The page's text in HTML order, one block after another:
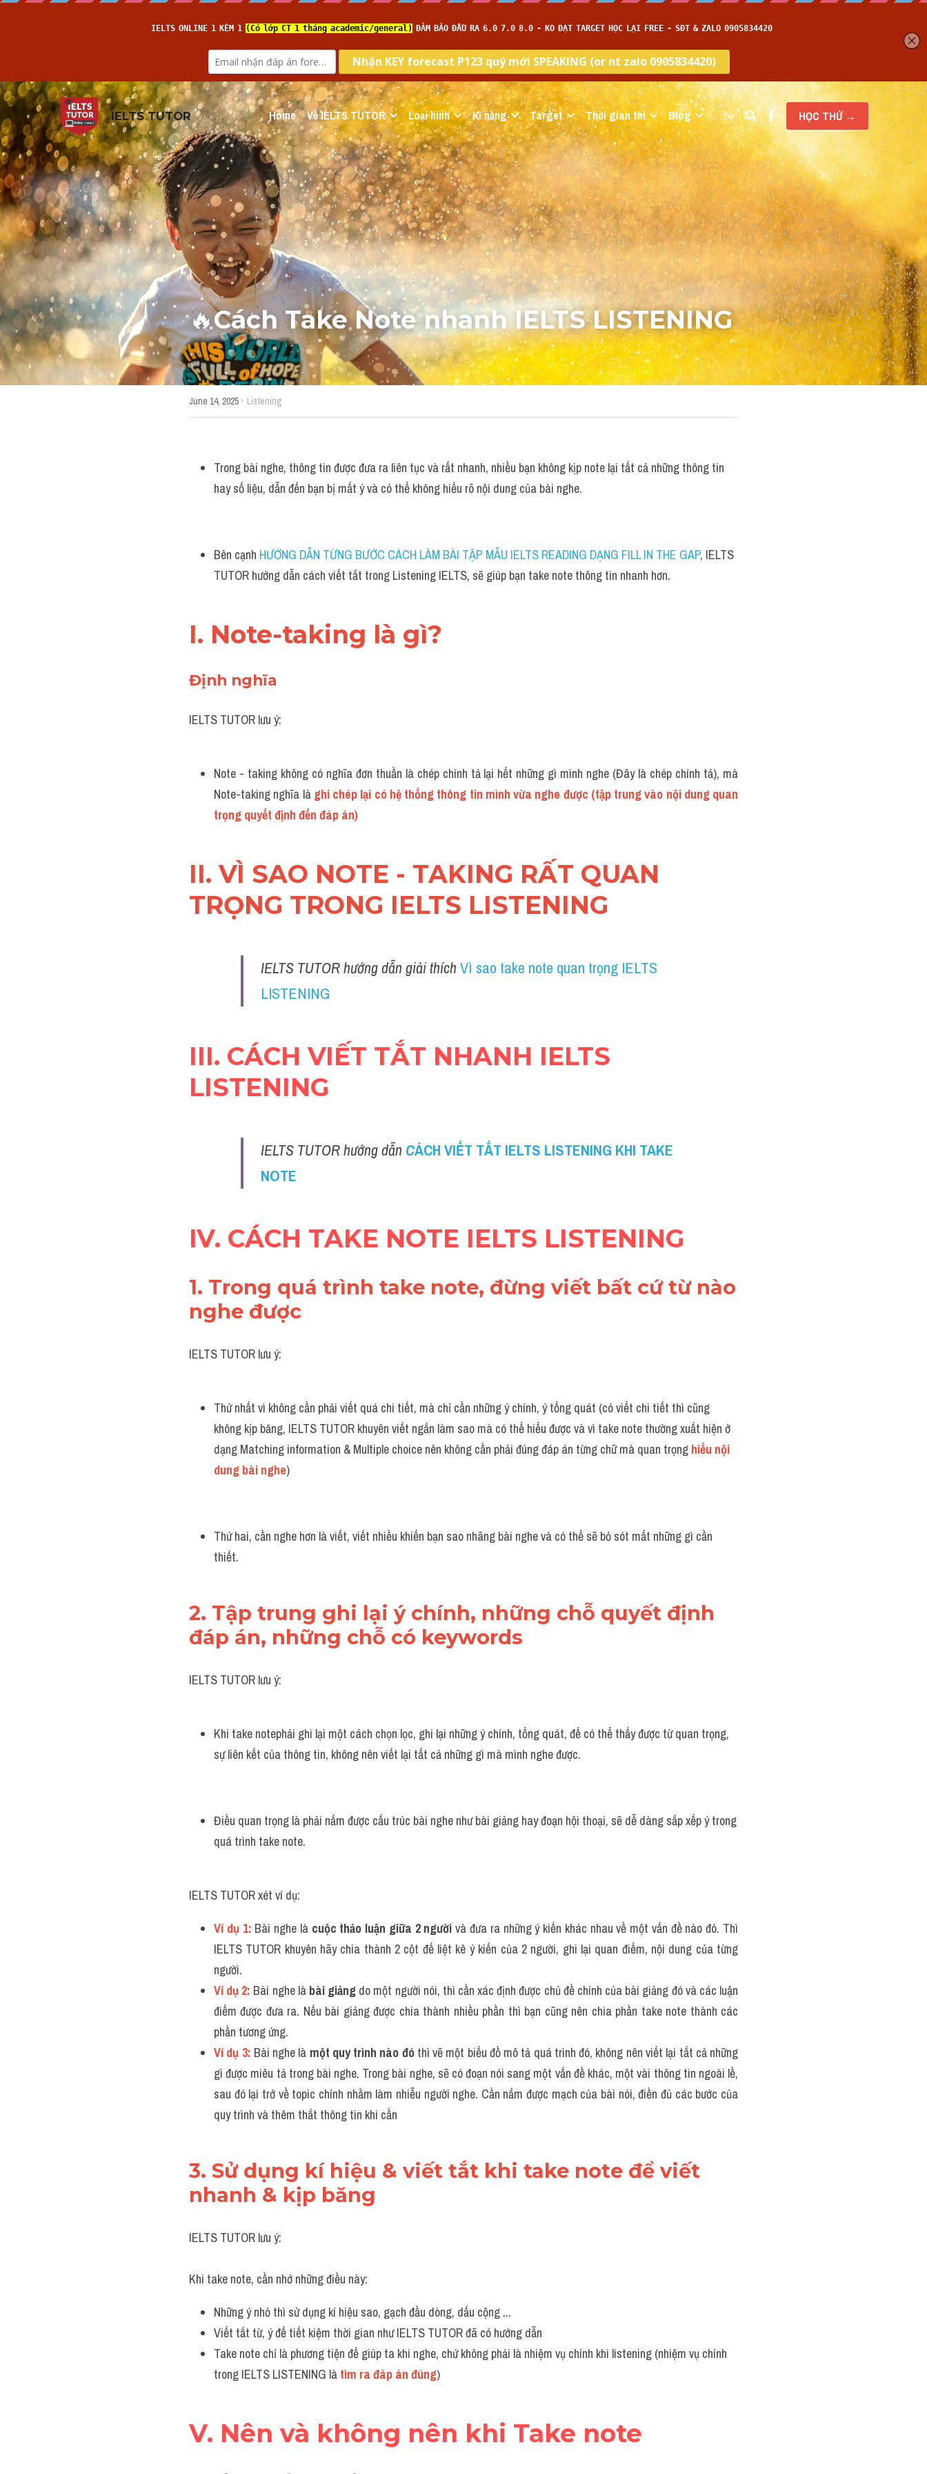
IELTS TUTOR Home Về IELTS TUTOR Loại hình Kĩ năng Target Thời gian thi Blog … HỌC THỬ →
🔥Cách Take Note nhanh IELTS LISTENING
June 14, 2025 · Listening
Trong bài nghe, thông tin được đưa ra liên tục và rất nhanh, nhiều bạn không kịp note lại tất cả những thông tin
hay số liệu, dẫn đến bạn bị mất ý và có thể không hiểu rõ nội dung của bài nghe.
Bên cạnh HƯỚNG DẪN TỪNG BƯỚC CÁCH LÀM BÀI TẬP MẪU IELTS READING DẠNG FILL IN THE GAP, IELTS
TUTOR hướng dẫn cách viết tắt trong Listening IELTS, sẽ giúp bạn take note thông tin nhanh hơn.
I. Note-taking là gì?
Định nghĩa
IELTS TUTOR lưu ý:
Note - taking không có nghĩa đơn thuần là chép chính tả lại hết những gì mình nghe (Đây là chép chính tả), mà
Note-taking nghĩa là ghi chép lại có hệ thống thông tin mình vừa nghe được (tập trung vào nội dung quan
trọng quyết định đến đáp án)
II. VÌ SAO NOTE - TAKING RẤT QUAN
TRỌNG TRONG IELTS LISTENING
IELTS TUTOR hướng dẫn giải thích Vì sao take note quan trọng IELTS
LISTENING
III. CÁCH VIẾT TẮT NHANH IELTS
LISTENING
IELTS TUTOR hướng dẫn CÁCH VIẾT TẮT IELTS LISTENING KHI TAKE
NOTE
IV. CÁCH TAKE NOTE IELTS LISTENING
1. Trong quá trình take note, đừng viết bất cứ từ nào
nghe được
IELTS TUTOR lưu ý:
Thứ nhất vì không cần phải viết quá chi tiết, mà chỉ cần những ý chính, ý tổng quát (có viết chi tiết thì cũng
không kịp băng, IELTS TUTOR khuyên viết ngắn làm sao mà có thể hiểu được và vì take note thường xuất hiện ở
dạng Matching information & Multiple choice nên không cần phải đúng đáp án từng chữ mà quan trọng hiểu nội
dung bài nghe)
Thứ hai, cần nghe hơn là viết, viết nhiều khiến bạn sao nhãng bài nghe và có thể sẽ bỏ sót mất những gì cần
thiết.
2. Tập trung ghi lại ý chính, những chỗ quyết định
đáp án, những chỗ có keywords
IELTS TUTOR lưu ý:
Khi take notephải ghi lại một cách chọn lọc, ghi lại những ý chính, tổng quát, để có thể thấy được từ quan trọng,
sự liên kết của thông tin, không nên viết lại tất cả những gì mà mình nghe được.
Điều quan trọng là phải nắm được cấu trúc bài nghe như bài giảng hay đoạn hội thoại, sẽ dễ dàng sắp xếp ý trong
quá trình take note.
IELTS TUTOR xét ví dụ:
Ví dụ 1: Bài nghe là cuộc thảo luận giữa 2 người và đưa ra những ý kiến khác nhau về một vấn đề nào đó. Thì
IELTS TUTOR khuyên hãy chia thành 2 cột để liệt kê ý kiến của 2 người, ghi lại quan điểm, nội dung của từng
người.
Ví dụ 2: Bài nghe là bài giảng do một người nói, thì cần xác định được chủ đề chính của bài giảng đó và các luận
điểm được đưa ra. Nếu bài giảng được chia thành nhiều phần thì bạn cũng nên chia phần take note thành các
phần tương ứng.
Ví dụ 3: Bài nghe là một quy trình nào đó thì vẽ một biểu đồ mô tả quá trình đó, không nên viết lại tất cả những
gì được miêu tả trong bài nghe. Trong bài nghe, sẽ có đoạn nói sang một vấn đề khác, một vài thông tin ngoài lề,
sau đó lại trở về topic chính nhằm làm nhiễu người nghe. Cần nắm được mạch của bài nói, điền đủ các bước của
quy trình và thêm thắt thông tin khi cần
3. Sử dụng kí hiệu & viết tắt khi take note để viết
nhanh & kịp băng
IELTS TUTOR lưu ý:
Khi take note, cần nhớ những điều này:
Những ý nhỏ thì sử dụng kí hiệu sao, gạch đầu dòng, dấu cộng ...
Viết tắt từ, ý để tiết kiệm thời gian như IELTS TUTOR đã có hướng dẫn
Take note chỉ là phương tiện để giúp ta khi nghe, chứ không phải là nhiệm vụ chính khi listening (nhiệm vụ chính
trong IELTS LISTENING là tìm ra đáp án đúng)
V. Nên và không nên khi Take note